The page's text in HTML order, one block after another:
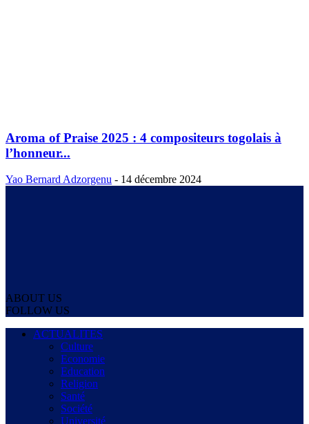
Aroma of Praise 2025 : 4 compositeurs togolais à
l’honneur...
Yao Bernard Adzorgenu - 14 décembre 2024
ABOUT US
FOLLOW US
ACTUALITES
Culture
Economie
Education
Religion
Santé
Société
Université